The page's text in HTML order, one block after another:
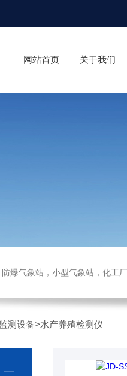
网站首页 关于我们
气象站，小型气象站，化工厂用风
测设备>水产养殖检测仪